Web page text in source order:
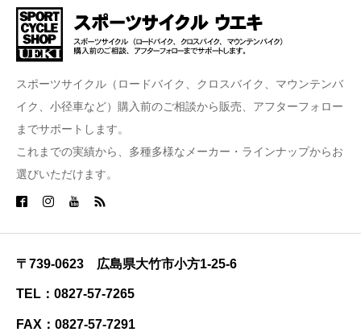
スポーツサイクル（ロードバイク、クロスバイク、マウンテンバ
イク、小径車など）購入前のご相談から販売、アフターフォロー
までサポートします。
これまでの実績から、多種多様なメーカー・ラインナップからお
選びいただけます。
〒739-0623 広島県大竹市小方1-25-6
TEL：0827-57-7265
FAX：0827-57-7291